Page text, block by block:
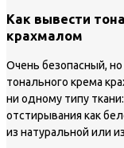
Как вывести
крахмалом
Очень безопасный,
тонального крема
ни одному типу
отстирывания как
из натуральной или